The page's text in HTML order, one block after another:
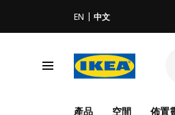
EN 中文
產品 空間 佈置